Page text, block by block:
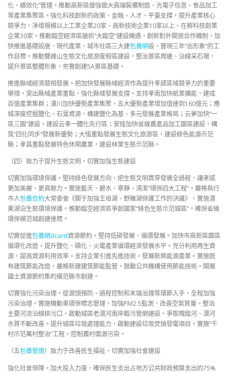
化、績效化”管理。推動高新區做強做大高端裝備制造、光電子信息、食品加工
等產業集聚區。強化科技創新的政策、金融、人才、平臺支撐，提升產業核心
競爭力，凈增規模以上工業企業20家、高新技術企業10家以上、在孵科技創業
企業30家。推動臨空經濟區搶抓“大臨空”建設機遇，創新對外開放合作機制，加
快推進基礎設施、現代產業、城市社區三大建包養網設，實現三年“出形象”的工
作目標。推動雙峰山生態文化旅游度假區建設，整治景區周邊、沿線采石場，
提升景區整體形象，夯實創建5A景區基礎。
推進縣域經濟競相發展。把加快發展縣域經濟作為提升孝感區域競爭力的重要
舉措，突出縣域產業重點，強化縣域發展支撐。支持孝南加快紙業擴能，建成
百億產業集群；漢川加快優勢產業集聚，五大優勢產業增加值達到160億元；應
城深度挖掘鹽化、石膏資源，構建鹽化為基、多元發展產業格局；云夢加快“一
區三園”建設，建設云孝一體化先行區；安陸加快省級農產品加工園區建設，構
筑“四化同步”發展新優勢；大悟重點發展生態文化旅游區，建設綠色能源示范
縣；孝昌重點發展特色休閑農業，建設林業生態示范縣。
（四）致力于提升生態文明，切實加強生態建設
切實加強環境保護。堅持綠色發展方向，把生態文明貫穿發展全過程，讓孝感
更加美麗、更具魅力。實施藍天、碧水、寧靜、清潔“環保四大工程”。嚴格執行
市人包養合約大常委會《關于加強王母湖、野豬湖保護工作的決議》，實施澴
東湖泊生態環境保護。推動臨空經濟區爭創國家“綠色生態示范城區”。確保省級
環保模范城創建達標。
切實促進包養網dcard資源節約。堅持低碳發展、循環發展。加快市高新區園區
循環化改造，提升鹽化、磷化、火電產業循環經濟發展水平。充分利用再生資
源，提高資源利用效率。支持企業引進先進技術，發展新興能源產業。實施既
有建筑節能改造，嚴格新建建筑節能監管，鼓勵公共機構使用節能技術。開展
國土資源節約集約模范縣市創建。
切實強化污染治理。從源頭預防、過程控制和末端治理等環節入手，全程加強
污染治理。實施機動車環保標志管理，加強PM2.5監測，改善空氣質量。整治
主要河流沿線排污口，啟動城區老澴河南岸截污管網建設，爭取槐蔭河、澴河
水質不斷改善。提升城區垃圾處理能力，啟動建設垃圾焚燒發電項目。實施“千
村示范萬村整治”工程，控制農村面源污染。
（五包養管道）致力于改善民生福祉，切實加強社會建設
強化社會保障。加大投入力度，確保民生支出占地方公共財政預算支出的75%